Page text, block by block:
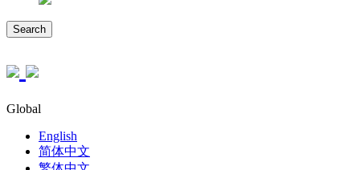
Search
Global
English
简体中文